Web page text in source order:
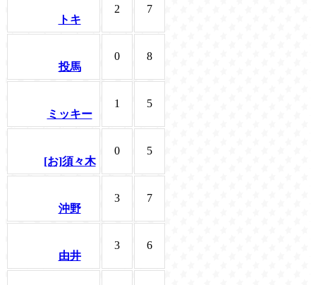
トキ
2 7
投馬
0 8
ミッキー
1 5
[お]須々木
0 5
沖野
3 7
由井
3 6